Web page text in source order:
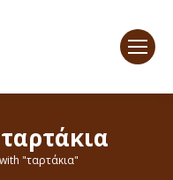
ταρτάκια
"ταρτάκια"